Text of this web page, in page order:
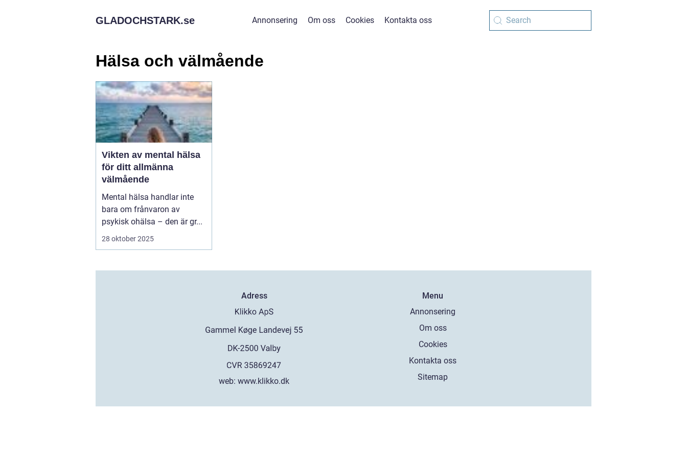
GLADOCHSTARK.se Annonsering Om oss Cookies Kontakta oss
Hälsa och välmående
Vikten av mental hälsa
för ditt allmänna
välmående
Mental hälsa handlar inte
bara om frånvaron av
psykisk ohälsa – den är gr...
28 oktober 2025
Adress
web:www.klikko.dk
Menu
Annonsering
Om oss
Cookies
Kontakta oss
Sitemap